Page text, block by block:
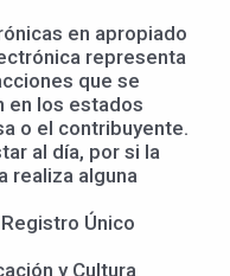
en apropiado
representa
que se
en los estados
o el contribuyente.
al día, por si la
realiza alguna
Único
y Cultura